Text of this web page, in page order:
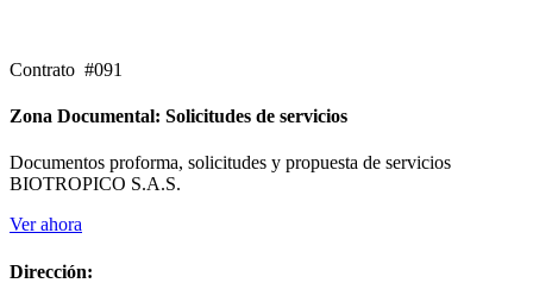
Contrato #091
Zona Documental: Solicitudes de servicios
Documentos proforma, solicitudes y propuesta de servicios
BIOTROPICO S.A.S.
Ver ahora
Dirección: